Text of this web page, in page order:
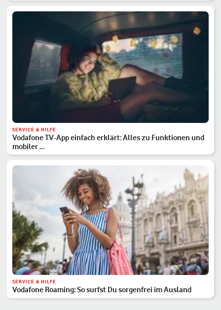
SERVICE & HILFE
Vodafone TV-App einfach erklärt: Alles zu Funktionen und
mobiler …
SERVICE & HILFE
Vodafone Roaming: So surfst Du sorgenfrei im Ausland